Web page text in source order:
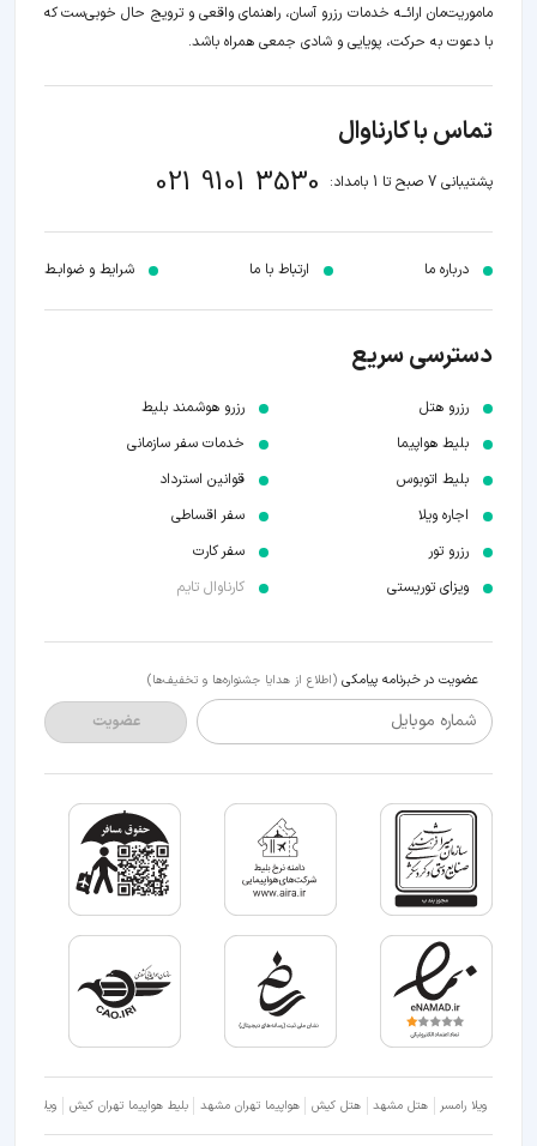
ماموریت‌مان اراﺋــﻪ خدمات رزرو آسان، راهنمای واقعی و ترویج حال خوبی‌ست که
با دعوت به حرکت، پویایی و شادی جمعی همراه باشد.
تماس با کارناوال
پشتیبانی 7 صبح تا 1 بامداد: 021 9101 3530
درباره ما ارتباط با ما شرایط و ضوابـط
دسترسی سریع
رزرو هتل
بلیط هواپیما
بلیط اتوبوس
اجاره ویلا
رزرو تور
ویزای توریستی
رزرو هوشمند بلیط
خدمات سفر سازمانی
قوانین استرداد
سفر اقساطی
سفر کارت
کارناوال تایم
عضویت در خبرنامه پیامکی (اطلاع از هدایا جشنواره‌ها و تخفیف‌ها)
شماره موبایل عضویت
ویلا رامسر هتل مشهد هتل کیش هواپیما تهران مشهد بلیط هواپیما تهران کیش ویلا شمال